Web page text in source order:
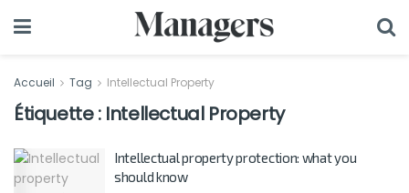
Accueil Tag Intellectual Property
Étiquette : Intellectual Property
Intellectual property protection: what you
should know